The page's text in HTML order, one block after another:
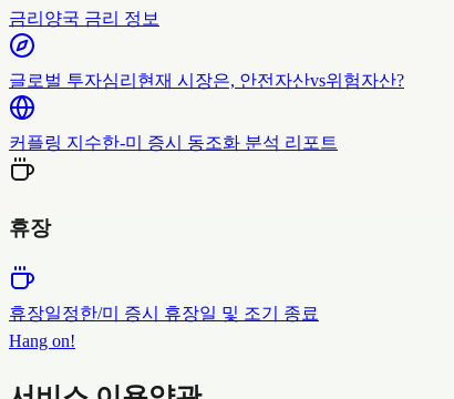
금리 양국 금리 정보
글로벌 투자심리 현재 시장은, 안전자산vs위험자산?
커플링 지수한-미 증시 동조화 분석 리포트
휴장
휴장일정한/미 증시 휴장일 및 조기 종료
Hang on!